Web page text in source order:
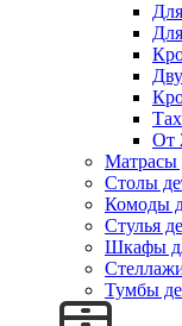
От
Матрасы
Столы
Комоды
Стулья
Шкафы
Тумбы